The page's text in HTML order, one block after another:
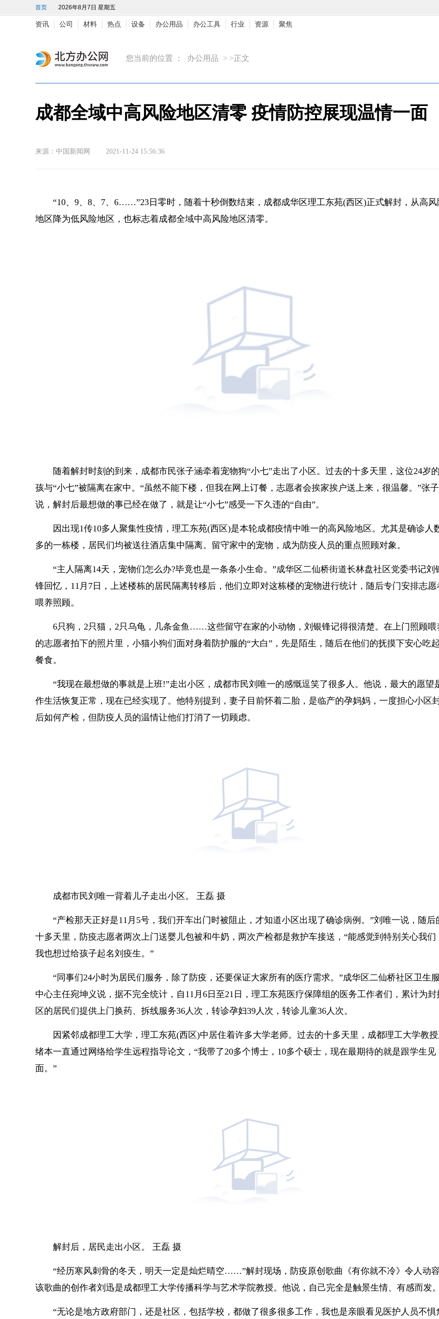
首页 2026年8月7日 星期五
资讯 公司 材料 热点 设备 办公用品 办公工具 行业 资源 聚焦
您当前的位置 ： 办公用品 > >正文
成都全域中高风险地区清零 疫情防控展现温情一面
来源：中国新闻网 2021-11-24 15:56:36
“10、9、8、7、6……”23日零时，随着十秒倒数结束，成都成华区理工东苑(西区)正式解封，从高风
地区降为低风险地区，也标志着成都全域中高风险地区清零。
随着解封时刻的到来，成都市民张子涵牵着宠物狗“小七”走出了小区。过去的十多天里，这位24岁
孩与“小七”被隔离在家中。“虽然不能下楼，但我在网上订餐，志愿者会挨家挨户送上来，很温馨。”张
说，解封后最想做的事已经在做了，就是让“小七”感受一下久违的“自由”。
因出现1传10多人聚集性疫情 ，理工东苑(西区)是本轮成都疫情中唯一的高风险地区。尤其是确诊人
多的一栋楼，居民们均被送往酒店集中隔离。留守家中的宠物，成为防疫人员的重点照顾对象。
“主人隔离14天，宠物们怎么办?毕竟也是一条条小生命。”成华区二仙桥街道长林盘社区党委书记刘
锋回忆，11月7日，上述楼栋的居民隔离转移后，他们立即对这栋楼的宠物进行统计，随后专门安排志愿
喂养照顾。
6只狗，2只猫，2只乌龟，几条金鱼……这些留守在家的小动物，刘银锋记得很清楚。在上门照顾喂
的志愿者拍下的照片里，小猫小狗们面对身着防护服的“大白”，先是陌生，随后在他们的抚摸下安心吃
餐食。
“我现在最想做的事就是上班!”走出小区，成都市民刘唯一的感慨逗笑了很多人。他说，最大的愿望
作生活恢复正常，现在已经实现了。他特别提到，妻子目前怀着二胎，是临产的孕妈妈，一度担心小区
后如何产检，但防疫人员的温情让他们打消了一切顾虑。
成都市民刘唯一背着儿子走出小区。 王磊 摄
“产检那天正好是11月5号，我们开车出门时被阻止，才知道小区出现了确诊病例。”刘唯一说，随后
十多天里，防疫志愿者两次上门送婴儿包被和牛奶，两次产检都是救护车接送，“能感觉到特别关心我们
我也想过给孩子起名刘疫生。”
“同事们24小时为居民们服务，除了防疫，还要保证大家所有的医疗需求。”成华区二仙桥社区卫生
中心主任宛坤义说，据不完全统计，自11月6日至21日，理工东苑医疗保障组的医务工作者们，累计为封
区的居民们提供上门换药、拆线服务36人次，转诊孕妇39人次，转诊儿童36人次。
因紧邻成都理工大学，理工东苑(西区)中居住着许多大学老师。过去的十多天里，成都理工大学教
绪本一直通过网络给学生远程指导论文，“我带了20多个博士，10多个硕士，现在最期待的就是跟学生见
面。”
解封后，居民走出小区。 王磊 摄
“经历寒风刺骨的冬天，明天一定是灿烂晴空……”解封现场，防疫原创歌曲《有你就不冷》令人动容
该歌曲的创作者刘迅是成都理工大学传播科学与艺术学院教授。他说，自己完全是触景生情、有感而发。
“无论是地方政府部门，还是社区，包括学校，都做了很多很多工作，我也是亲眼看见医护人员不惧